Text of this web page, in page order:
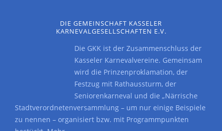
DIE GEMEINSCHAFT KASSELER
KARNEVALGESELLSCHAFTEN E.V.
Die GKK ist der Zusammenschluss der
Kasseler Karnevalvereine. Gemeinsam
wird die Prinzenproklamation, der
Festzug mit Rathaussturm, der
Seniorenkarneval und die „Närrische
Stadtverordnetenversammlung – um nur einige Beispiele
zu nennen – organisiert bzw. mit Programmpunkten